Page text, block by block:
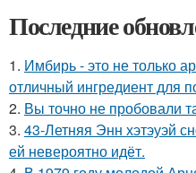
Последние
1. Имбирь - это не только
отличный ингредиент для
2. Вы точно не пробовали
3. 43-Летняя Энн хэтэуэй
ей невероятно идёт.